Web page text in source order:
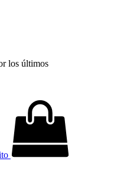
los últimos